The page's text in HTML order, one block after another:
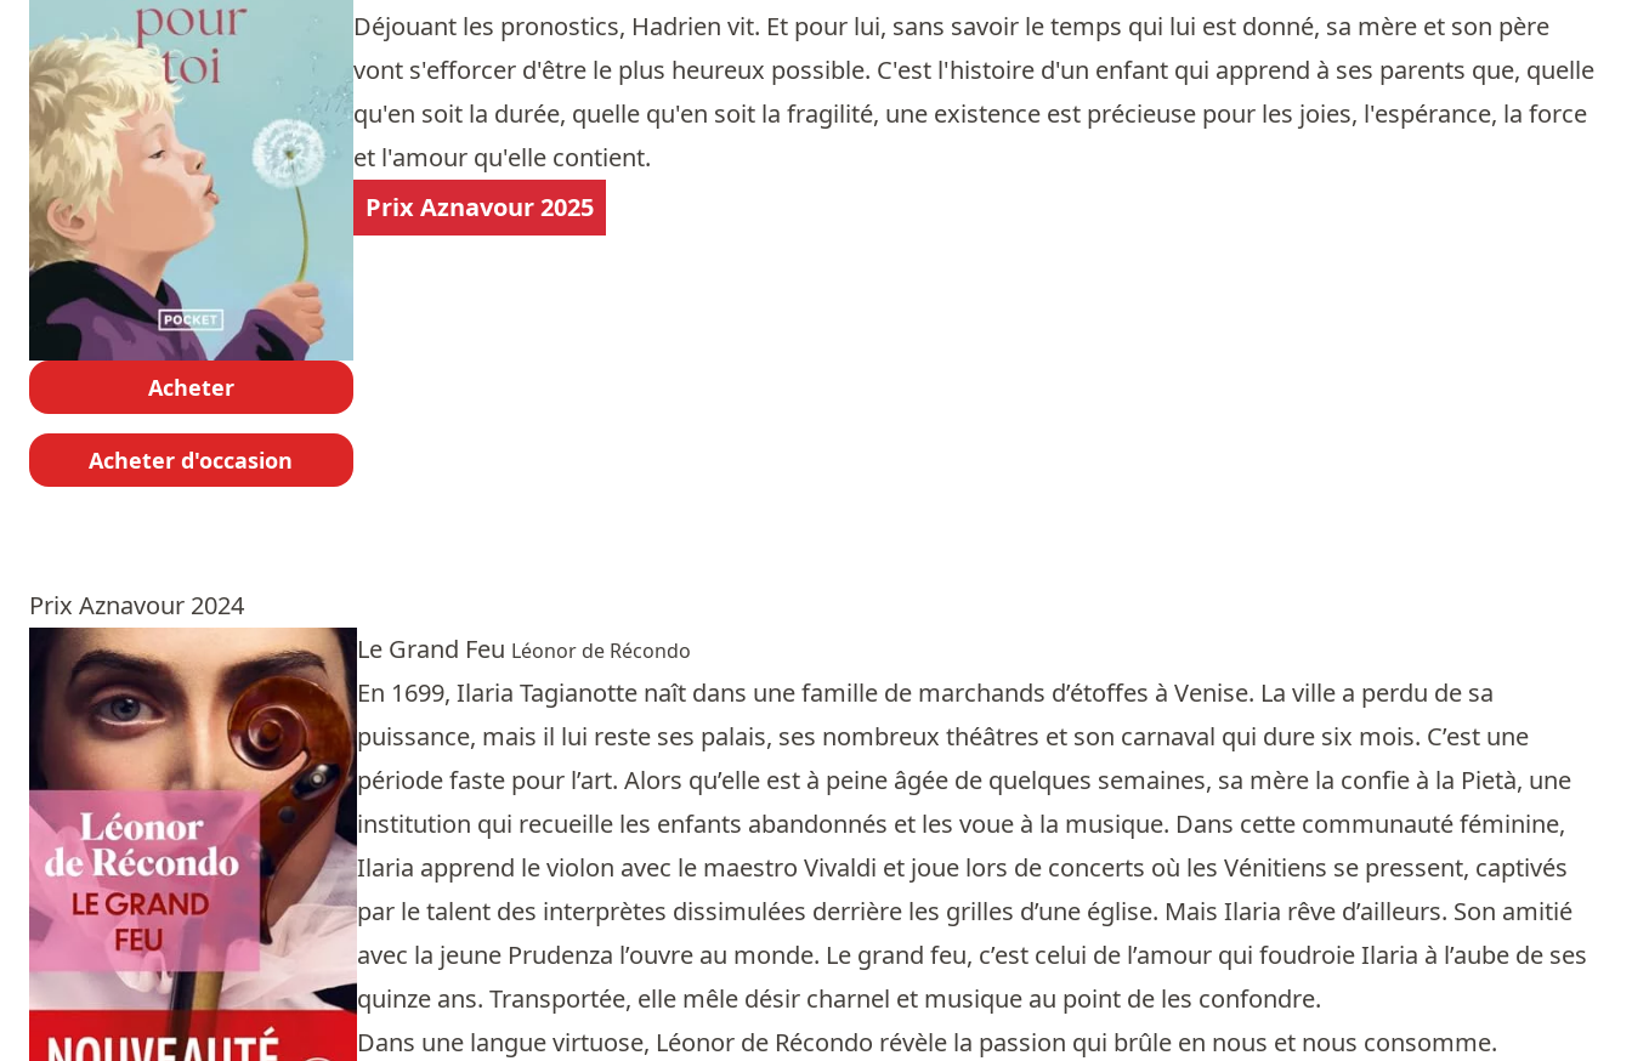
Acheter
Acheter d'occasion
Déjouant les pronostics, Hadrien vit. Et pour lui, sans savoir le temps qui lui est donné, sa mère et son père
vont s'efforcer d'être le plus heureux possible. C'est l'histoire d'un enfant qui apprend à ses parents que, quelle
qu'en soit la durée, quelle qu'en soit la fragilité, une existence est précieuse pour les joies, l'espérance, la force
et l'amour qu'elle contient.
Prix Aznavour 2025
Prix Aznavour 2024
Le Grand Feu Léonor de Récondo
En 1699, Ilaria Tagianotte naît dans une famille de marchands d’étoffes à Venise. La ville a perdu de sa
puissance, mais il lui reste ses palais, ses nombreux théâtres et son carnaval qui dure six mois. C’est une
période faste pour l’art. Alors qu’elle est à peine âgée de quelques semaines, sa mère la confie à la Pietà, une
institution qui recueille les enfants abandonnés et les voue à la musique. Dans cette communauté féminine,
Ilaria apprend le violon avec le maestro Vivaldi et joue lors de concerts où les Vénitiens se pressent, captivés
par le talent des interprètes dissimulées derrière les grilles d’une église. Mais Ilaria rêve d’ailleurs. Son amitié
avec la jeune Prudenza l’ouvre au monde. Le grand feu, c’est celui de l’amour qui foudroie Ilaria à l’aube de ses
quinze ans. Transportée, elle mêle désir charnel et musique au point de les confondre.
Dans une langue virtuose, Léonor de Récondo révèle la passion qui brûle en nous et nous consomme.